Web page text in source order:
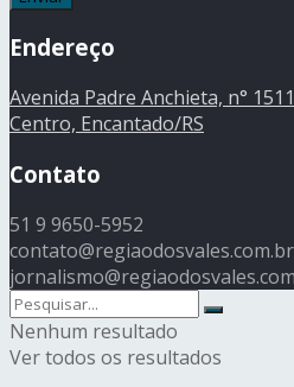
Endereço
Avenida Padre Anchieta, n°
Centro, Encantado/RS
Contato
51 9 9650-5952
contato@regiaodosvales.com.br
Nenhum resultado
Ver todos os resultados